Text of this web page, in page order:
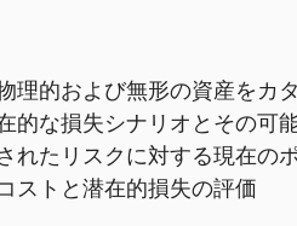
理的および無形の資産をカ
的な損失シナリオとその可
れたリスクに対する現在の
ストと潜在的損失の評価